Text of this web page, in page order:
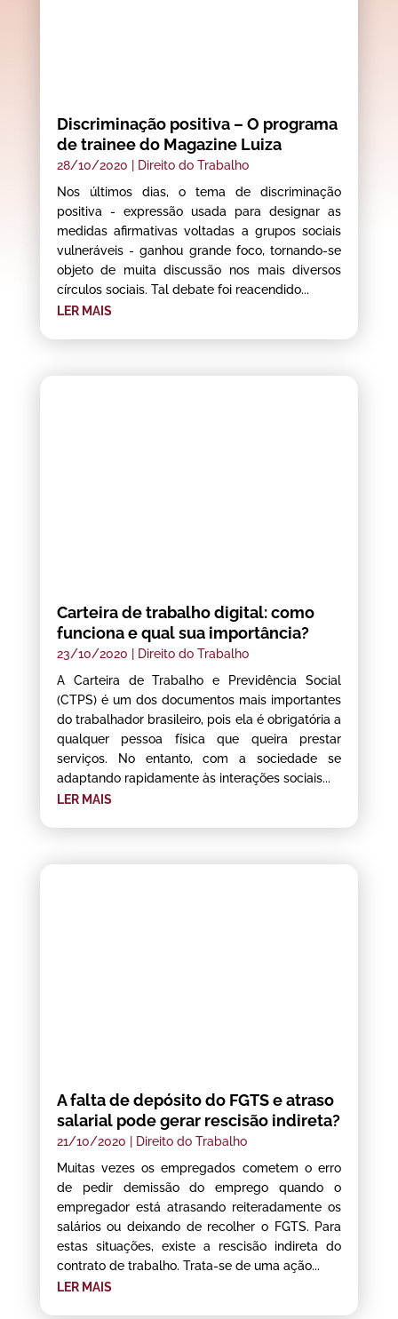
Discriminação positiva – O programa
de trainee do Magazine Luiza
28/10/2020
Direito do Trabalho
Nos últimos dias, o tema de discriminação
positiva - expressão usada para designar as
medidas afirmativas voltadas a grupos sociais
vulneráveis - ganhou grande foco, tornando-se
objeto de muita discussão nos mais diversos
círculos sociais. Tal debate foi reacendido...
LER MAIS
Carteira de trabalho digital: como
funciona e qual sua importância?
23/10/2020
Direito do Trabalho
A Carteira de Trabalho e Previdência Social
(CTPS) é um dos documentos mais importantes
do trabalhador brasileiro, pois ela é obrigatória a
qualquer pessoa física que queira prestar
serviços. No entanto, com a sociedade se
adaptando rapidamente às interações sociais...
LER MAIS
A falta de depósito do FGTS e atraso
salarial pode gerar rescisão indireta?
21/10/2020
Direito do Trabalho
Muitas vezes os empregados cometem o erro
de pedir demissão do emprego quando o
empregador está atrasando reiteradamente os
salários ou deixando de recolher o FGTS. Para
estas situações, existe a rescisão indireta do
contrato de trabalho. Trata-se de uma ação...
LER MAIS